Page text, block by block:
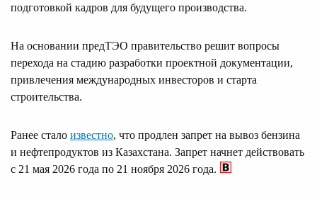
подготовкой кадров для будущего производства.
На основании предТЭО правительство решит вопросы
перехода на стадию разработки проектной документации,
привлечения международных инвесторов и старта
строительства.
Ранее стало известно, что продлен запрет на вывоз бензина
и нефтепродуктов из Казахстана. Запрет начнет действовать
с 21 мая 2026 года по 21 ноября 2026 года.